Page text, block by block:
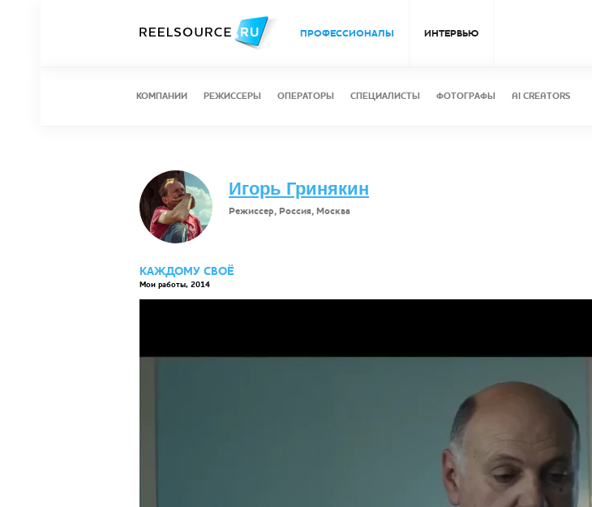
ПРОФЕССИОНАЛЫ ИНТЕРВЬЮ
КОМПАНИИ РЕЖИССЕРЫ ОПЕРАТОРЫ СПЕЦИАЛИСТЫ ФОТОГРАФЫ AI CREATORS
Игорь Гринякин
Режиссер, Россия, Москва
КАЖДОМУ СВОЁ
Мои работы, 2014